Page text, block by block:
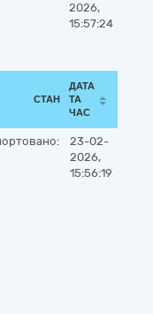
2026,
15:57:24
СТАН
ДАТА
ТА
ЧАС
23-02-
2026,
15:56:19